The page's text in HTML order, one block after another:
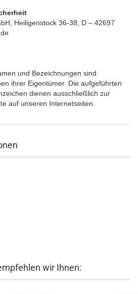
Heiligenstock 36-38, D – 42697
und Bezeichnungen sind
ihrer Eigentümer. Die aufgeführten
dienen ausschließlich zur
auf unseren Internetseiten.
wir Ihnen: